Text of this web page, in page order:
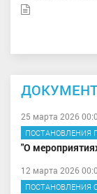
25 марта 2026
ПОСТАНОВЛЕНИЯ
"О
12 марта 2026
ПОСТАНОВЛЕНИЯ